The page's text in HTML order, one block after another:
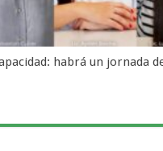
habrá un jornada